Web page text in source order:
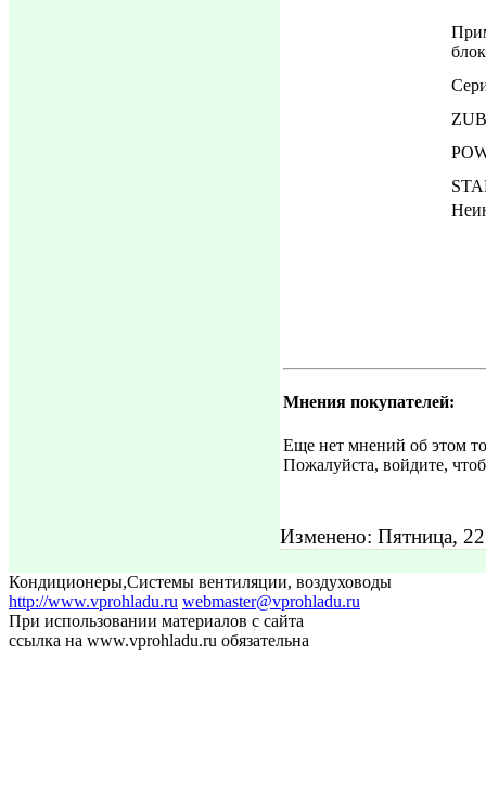
Мнения покупателей:
Еще нет мнений об этом
Пожалуйста, войдите,
Изменено: Пятница,
Кондиционеры,Системы вентиляции, воздуховоды
http://www.vprohladu.ru webmaster@vprohladu.ru
При использовании материалов с сайта
ссылка на www.vprohladu.ru обязательна